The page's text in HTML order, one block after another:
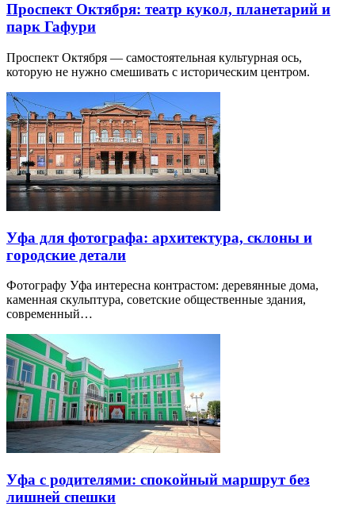
Проспект Октября: театр кукол, планетарий и
парк Гафури
Проспект Октября — самостоятельная культурная ось,
которую не нужно смешивать с историческим центром.
Уфа для фотографа: архитектура, склоны и
городские детали
Фотографу Уфа интересна контрастом: деревянные дома,
каменная скульптура, советские общественные здания,
современный…
Уфа с родителями: спокойный маршрут без
лишней спешки